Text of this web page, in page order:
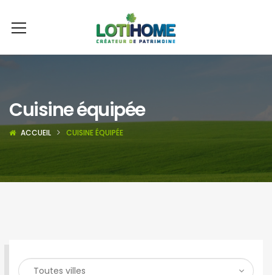
Cuisine équipée
ACCUEIL CUISINE ÉQUIPÉE
RECHERCHER UN BIEN